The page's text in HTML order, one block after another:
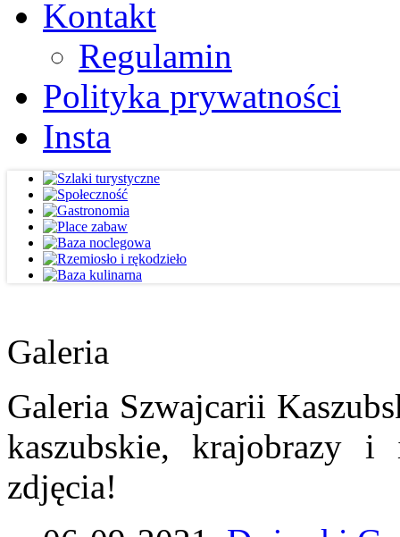
Kontakt
Regulamin
Polityka prywatności
Insta
Galeria
Galeria Szwajcarii
kaszubskie, krajobrazy
zdjęcia!